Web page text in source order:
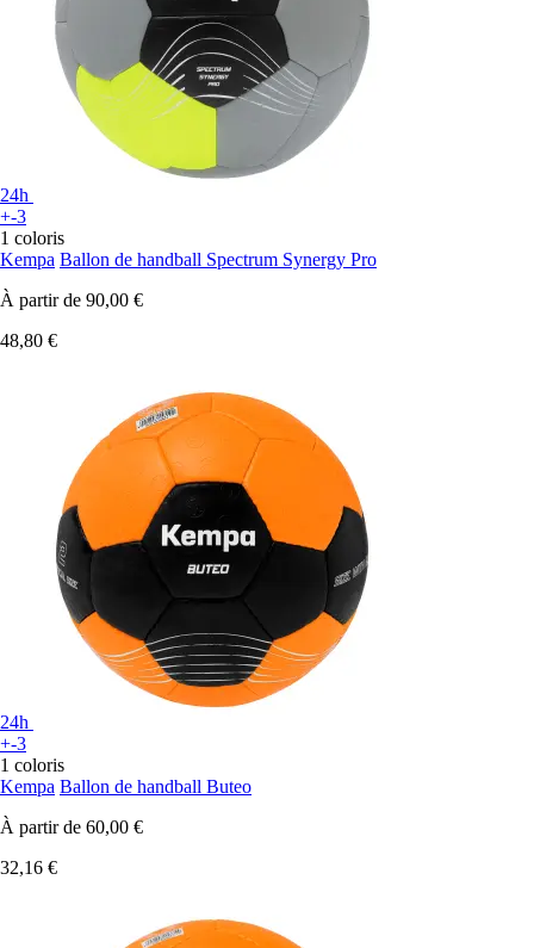
24h
+-3
1 coloris
Kempa Ballon de handball Spectrum Synergy Pro
À partir de 90,00 €
48,80 €
24h
+-3
1 coloris
Kempa Ballon de handball Buteo
À partir de 60,00 €
32,16 €